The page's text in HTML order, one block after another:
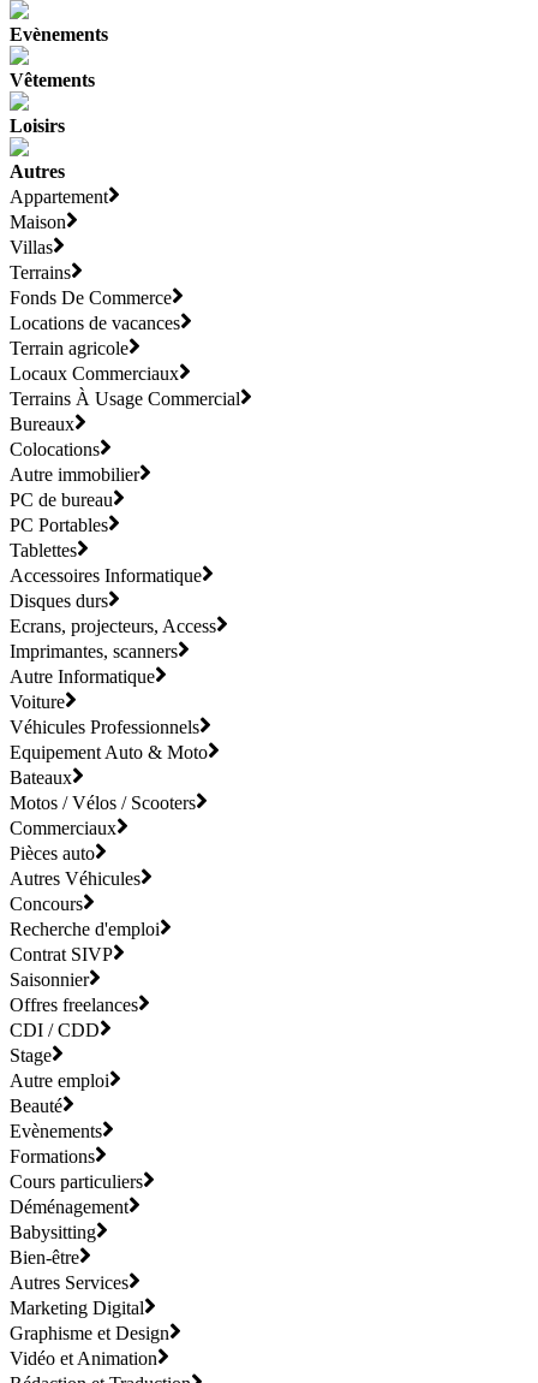
Evènements
Vêtements
Loisirs
Autres
Appartement
Maison
Villas
Terrains
Fonds De Commerce
Locations de vacances
Terrain agricole
Locaux Commerciaux
Terrains À Usage Commercial
Bureaux
Colocations
Autre immobilier
PC de bureau
PC Portables
Tablettes
Accessoires Informatique
Disques durs
Ecrans, projecteurs, Access
Imprimantes, scanners
Autre Informatique
Voiture
Véhicules Professionnels
Equipement Auto & Moto
Bateaux
Motos / Vélos / Scooters
Commerciaux
Pièces auto
Autres Véhicules
Concours
Recherche d'emploi
Contrat SIVP
Saisonnier
Offres freelances
CDI / CDD
Stage
Autre emploi
Beauté
Evènements
Formations
Cours particuliers
Déménagement
Babysitting
Bien-être
Autres Services
Marketing Digital
Graphisme et Design
Vidéo et Animation